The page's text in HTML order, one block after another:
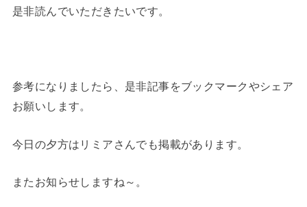
是非読んでいただきたいです。
参考になりましたら、是非記事をブックマークやシェア
お願いします。
今日の夕方はリミアさんでも掲載があります。
またお知らせしますね～。